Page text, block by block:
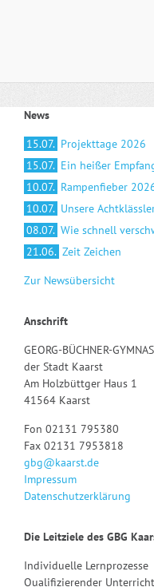
News
15.07. Projekttage 2026
15.07. Ein heißer
10.07. Rampenfieber
10.07. Unsere
08.07. Wie schnell
21.06. Zeit Zeichen
Zur Newsübersicht
Anschrift
GEORG-BÜCHNER-
der Stadt Kaarst
Am Holzbüttger Haus 1
41564 Kaarst
Fon 02131 795380
Fax 02131 7953818
gbg@kaarst.de
Impressum
Datenschutzerklärung
Die Leitziele des GBG
Individuelle Lernprozesse
Qualifizierender Unterricht